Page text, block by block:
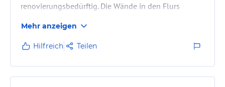
renovierungsbedürftig. Die Wände in den Flurs
Dringen renovieren. Im Schwimmbadbereich für die
selbe Sauberkeit sorgen wie sie im Frühstücksbereich
vorhanden ist.
Wellnesbereich ausbauen. Laufende Instandhaltung.
Mehr anzeigen
Hilfreich Teilen